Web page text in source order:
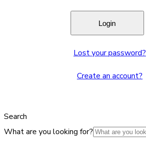
Lost your password?
Create an account?
Search
What are you looking for?